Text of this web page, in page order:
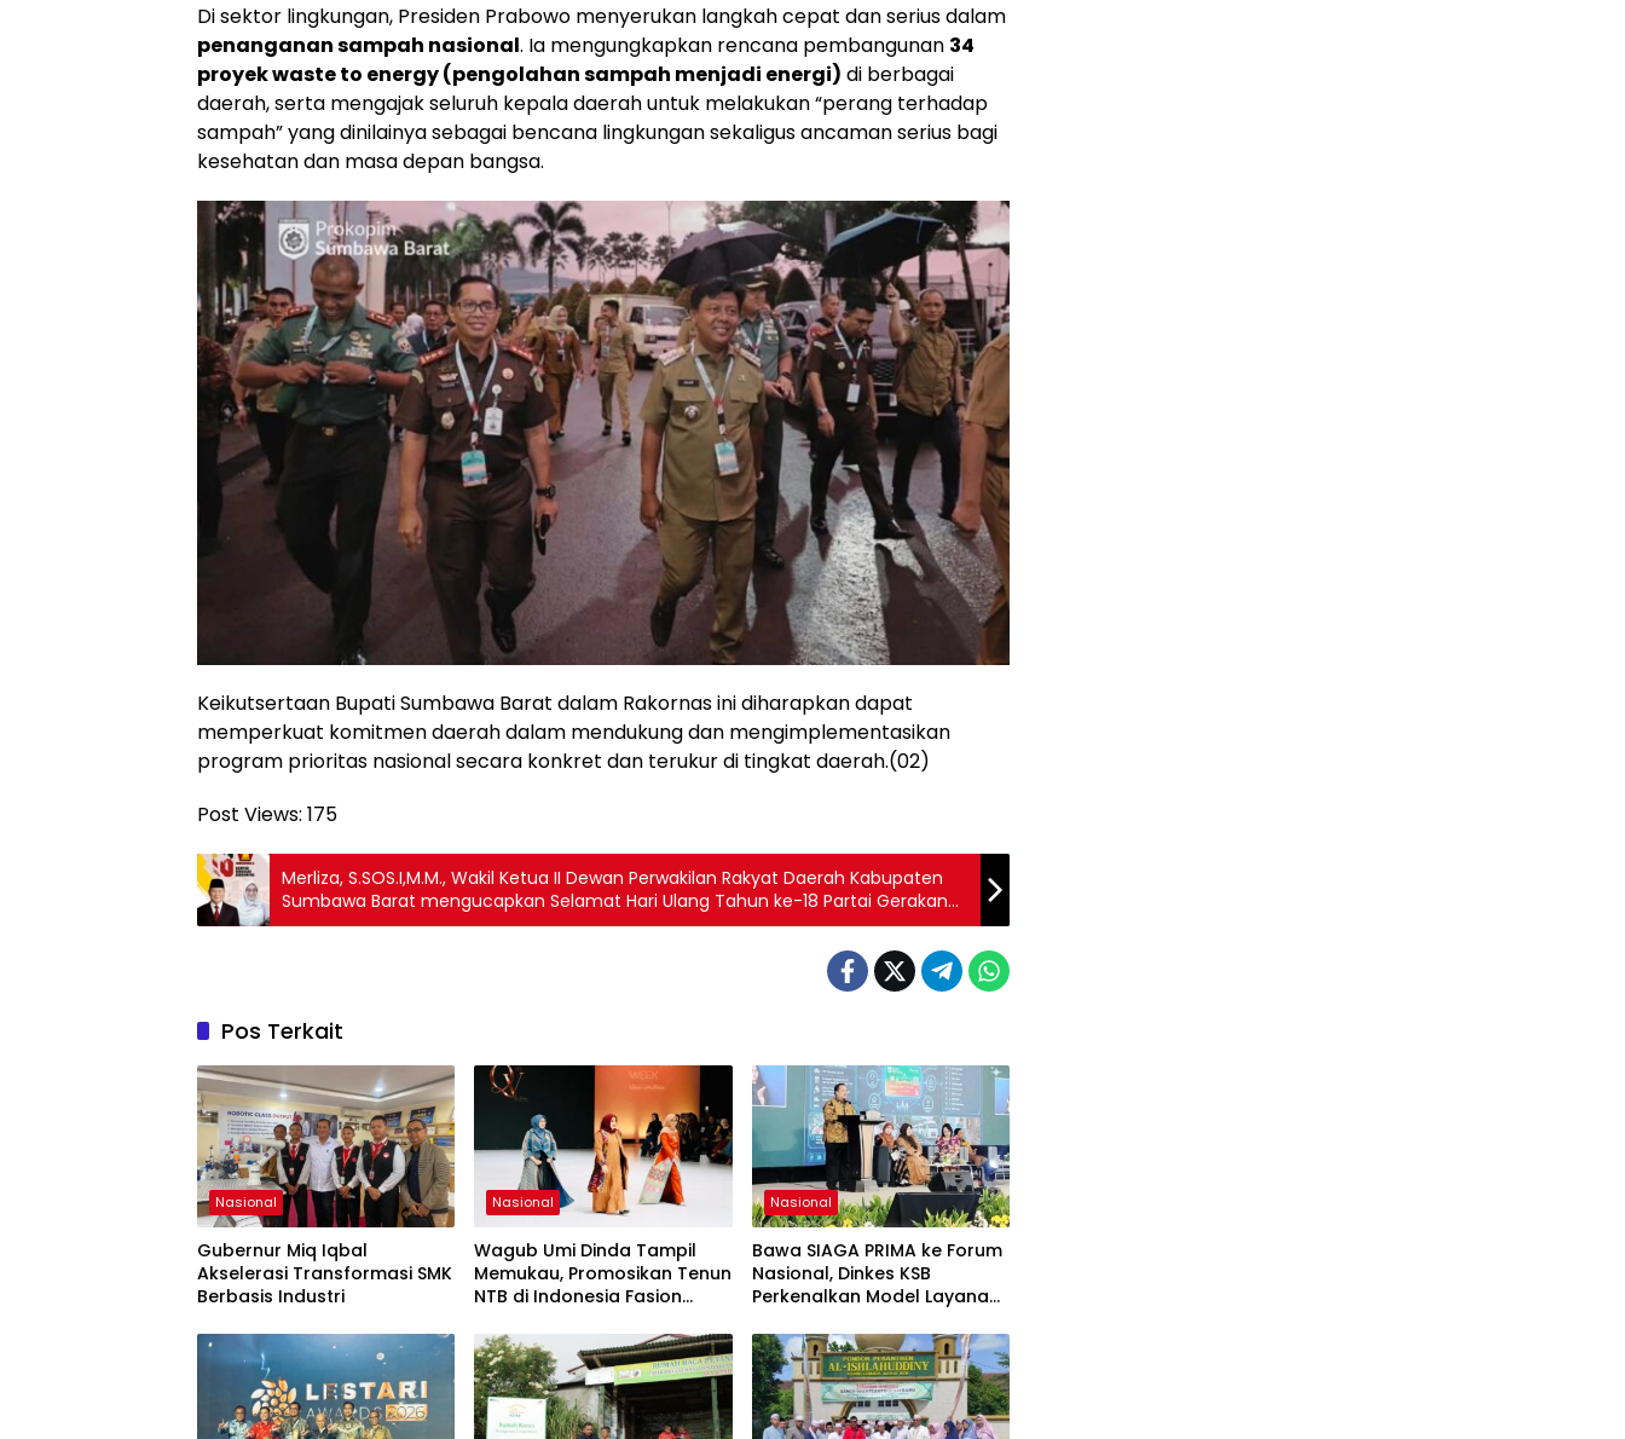
Di sektor lingkungan, Presiden Prabowo menyerukan langkah cepat dan serius dalam
penanganan sampah nasional. Ia mengungkapkan rencana pembangunan 34
proyek waste to energy (pengolahan sampah menjadi energi) di berbagai
daerah, serta mengajak seluruh kepala daerah untuk melakukan “perang terhadap
sampah” yang dinilainya sebagai bencana lingkungan sekaligus ancaman serius bagi
kesehatan dan masa depan bangsa.
Keikutsertaan Bupati Sumbawa Barat dalam Rakornas ini diharapkan dapat
memperkuat komitmen daerah dalam mendukung dan mengimplementasikan
program prioritas nasional secara konkret dan terukur di tingkat daerah.(02)
Post Views: 175
Merliza, S.SOS.I,M.M., Wakil Ketua II Dewan Perwakilan Rakyat Daerah Kabupaten
Sumbawa Barat mengucapkan Selamat Hari Ulang Tahun ke-18 Partai Gerakan
Indonesia Raya Kompak Bergerak Berdampak
Pos Terkait
Nasional
Gubernur Miq Iqbal
Akselerasi Transformasi SMK
Berbasis Industri
Nasional
Wagub Umi Dinda Tampil
Memukau, Promosikan Tenun
NTB di Indonesia Fasion
Nasional
Bawa SIAGA PRIMA ke Forum
Nasional, Dinkes KSB
Perkenalkan Model Layanan